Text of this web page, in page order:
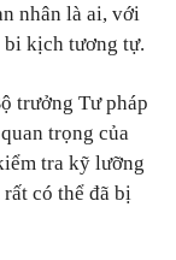
nhân là ai, với
bi kịch tương tự.
trưởng Tư pháp
trọng của
tra kỹ lưỡng
có thể đã bị